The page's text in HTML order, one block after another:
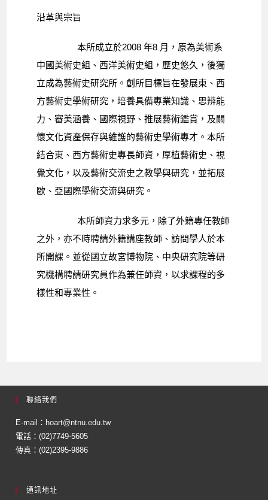
沿革與宗旨
本所成立於2008 年8 月，原為美術系
中國美術史組、西洋美術史組，歷史悠久，後獨
立成為藝術史研究所。創所目標旨在發展東、西
方藝術史學術研究，培養具備專業知識、思辨能
力、審美涵養、國際視野、推展藝術鑑賞，及關
懷文化資產保存與維護的藝術史學術專才。本所
結合東、西方藝術史專長師資，厚植藝術史、視
覺文化，以及藝術交流史之教學與研究，並拓展
歐、亞國際學術交流與研究。
本所師資力求多元，除了外籍專任教師
之外，亦不時聘請外籍講座教師、訪問學人於本
所開課。並從國立故宮博物院、中央研究院等研
究機構聘請研究員作為兼任師資，以求課程的多
樣性和專業性。
聯絡我們
E-mail： hoart@ntnu.edu.tw
電話：(02)7749-5605
傳真：(02)2395-9886
通訊地址